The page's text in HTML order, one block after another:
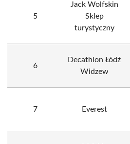
5
Jack Wolfskin
Sklep
turystyczny
6
Decathlon Łódź
Widzew
7 Everest